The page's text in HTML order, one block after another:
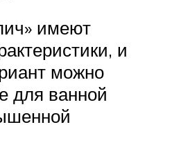
имеют
и
можно
для ванной